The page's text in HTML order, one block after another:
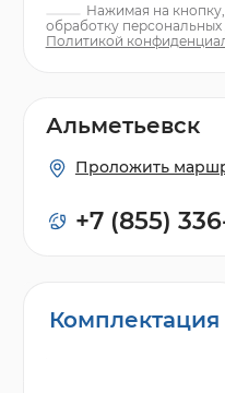
Нажимая на
обработку
Политикой
Комплектация
Альметьевск
Проложить
+7 (855)